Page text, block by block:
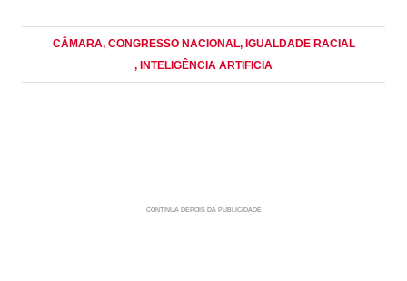
CÂMARA, CONGRESSO NACIONAL, IGUALDADE RACIAL
, INTELIGÊNCIA ARTIFICIA